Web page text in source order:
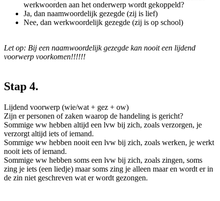
werkwoorden aan het onderwerp wordt gekoppeld?
Ja, dan naamwoordelijk gezegde (zij is lief)
Nee, dan werkwoordelijk gezegde (zij is op school)
Let op: Bij een naamwoordelijk gezegde kan nooit een lijdend
voorwerp voorkomen!!!!!!
Stap 4.
Lijdend voorwerp (wie/wat + gez + ow)
Zijn er personen of zaken waarop de handeling is gericht?
Sommige ww hebben altijd een lvw bij zich, zoals verzorgen, je
verzorgt altijd iets of iemand.
Sommige ww hebben nooit een lvw bij zich, zoals werken, je werkt
nooit iets of iemand.
Sommige ww hebben soms een lvw bij zich, zoals zingen, soms
zing je iets (een liedje) maar soms zing je alleen maar en wordt er in
de zin niet geschreven wat er wordt gezongen.